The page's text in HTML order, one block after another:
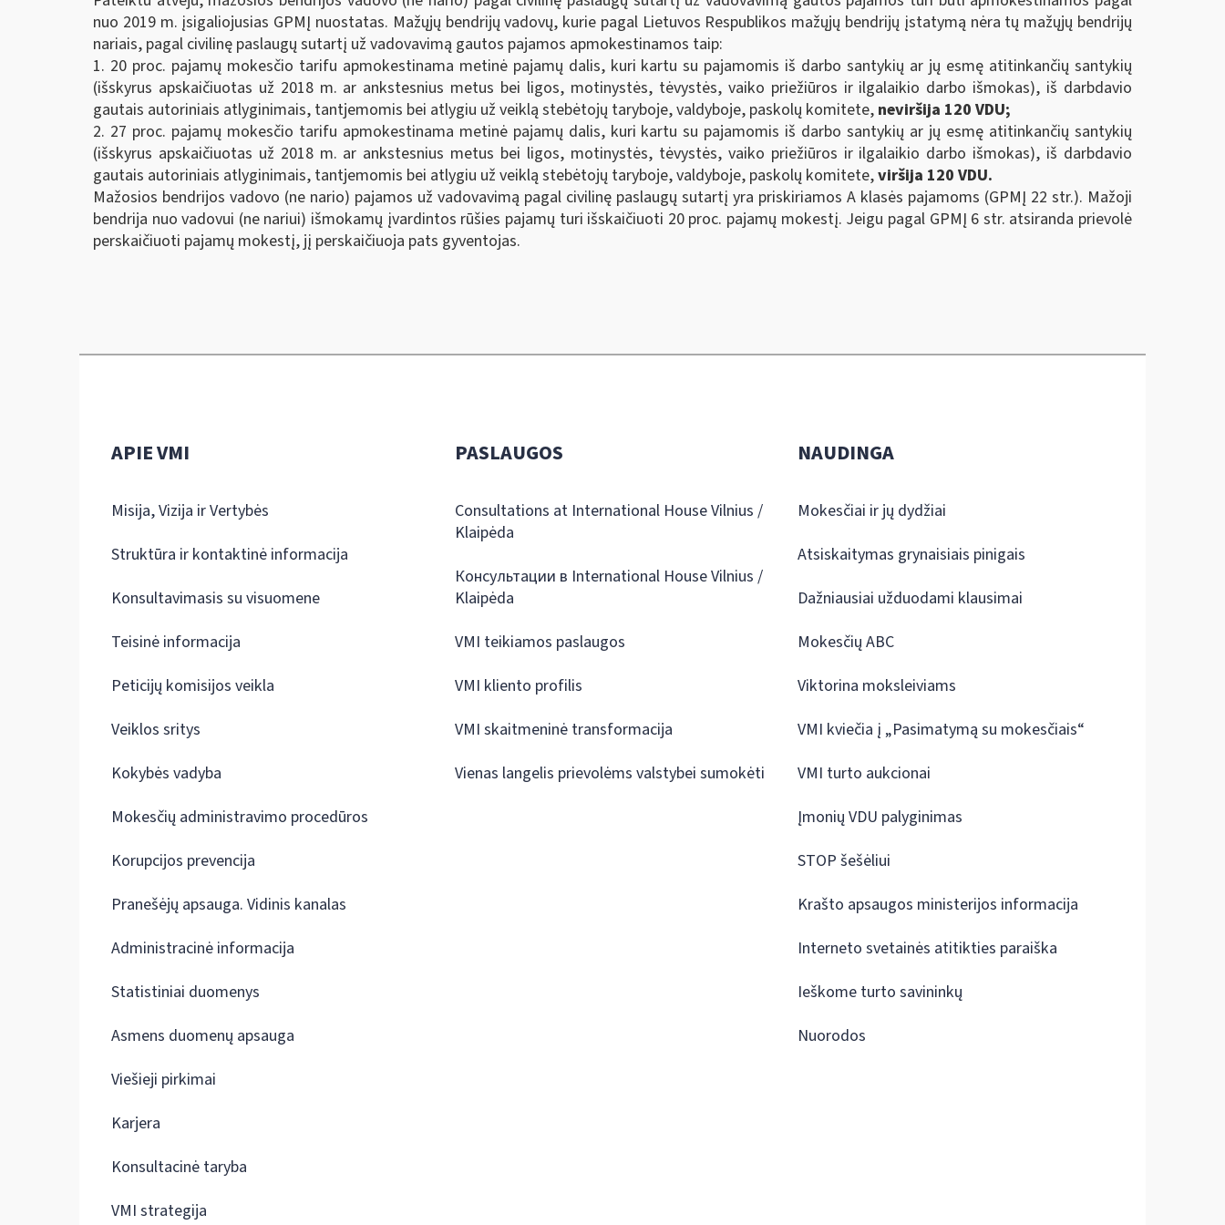
nuo 2019 m. įsigaliojusias GPMĮ nuostatas. Mažųjų bendrijų vadovų, kurie pagal Lietuvos Respublikos mažųjų bendrijų įstatymą nėra tų mažųjų bendrijų
nariais, pagal civilinę paslaugų sutartį už vadovavimą gautos pajamos apmokestinamos taip:
1. 20 proc. pajamų mokesčio tarifu apmokestinama metinė pajamų dalis, kuri kartu su pajamomis iš darbo santykių ar jų esmę atitinkančių santykių
(išskyrus apskaičiuotas už 2018 m. ar ankstesnius metus bei ligos, motinystės, tėvystės, vaiko priežiūros ir ilgalaikio darbo išmokas), iš darbdavio
gautais autoriniais atlyginimais, tantjemomis bei atlygiu už veiklą stebėtojų taryboje, valdyboje, paskolų komitete, neviršija 120 VDU;
2. 27 proc. pajamų mokesčio tarifu apmokestinama metinė pajamų dalis, kuri kartu su pajamomis iš darbo santykių ar jų esmę atitinkančių santykių
(išskyrus apskaičiuotas už 2018 m. ar ankstesnius metus bei ligos, motinystės, tėvystės, vaiko priežiūros ir ilgalaikio darbo išmokas), iš darbdavio
gautais autoriniais atlyginimais, tantjemomis bei atlygiu už veiklą stebėtojų taryboje, valdyboje, paskolų komitete,viršija 120 VDU.
Mažosios bendrijos vadovo (ne nario) pajamos už vadovavimą pagal civilinę paslaugų sutartį yra priskiriamos A klasės pajamoms (GPMĮ 22 str.). Mažoji
bendrija nuo vadovui (ne nariui) išmokamų įvardintos rūšies pajamų turi išskaičiuoti 20 proc. pajamų mokestį. Jeigu pagal GPMĮ 6 str. atsiranda prievolė
perskaičiuoti pajamų mokestį, jį perskaičiuoja pats gyventojas.
APIE VMI
Misija, Vizija ir Vertybės
Struktūra ir kontaktinė informacija
Konsultavimasis su visuomene
Teisinė informacija
Peticijų komisijos veikla
Veiklos sritys
Kokybės vadyba
Mokesčių administravimo procedūros
Korupcijos prevencija
Pranešėjų apsauga. Vidinis kanalas
Administracinė informacija
Statistiniai duomenys
Asmens duomenų apsauga
Viešieji pirkimai
Karjera
Konsultacinė taryba
VMI strategija
PASLAUGOS
Consultations at International House Vilnius /
Klaipėda
Консультации в International House Vilnius /
Klaipėda
VMI teikiamos paslaugos
VMI kliento profilis
VMI skaitmeninė transformacija
Vienas langelis prievolėms valstybei sumokėti
NAUDINGA
Mokesčiai ir jų dydžiai
Atsiskaitymas grynaisiais pinigais
Dažniausiai užduodami klausimai
Mokesčių ABC
Viktorina moksleiviams
VMI kviečia į „Pasimatymą su mokesčiais“
VMI turto aukcionai
Įmonių VDU palyginimas
STOP šešėliui
Krašto apsaugos ministerijos informacija
Interneto svetainės atitikties paraiška
Ieškome turto savininkų
Nuorodos